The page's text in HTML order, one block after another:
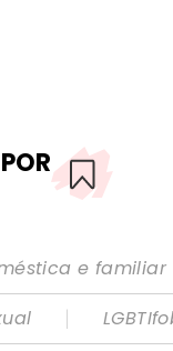
e familiar
|